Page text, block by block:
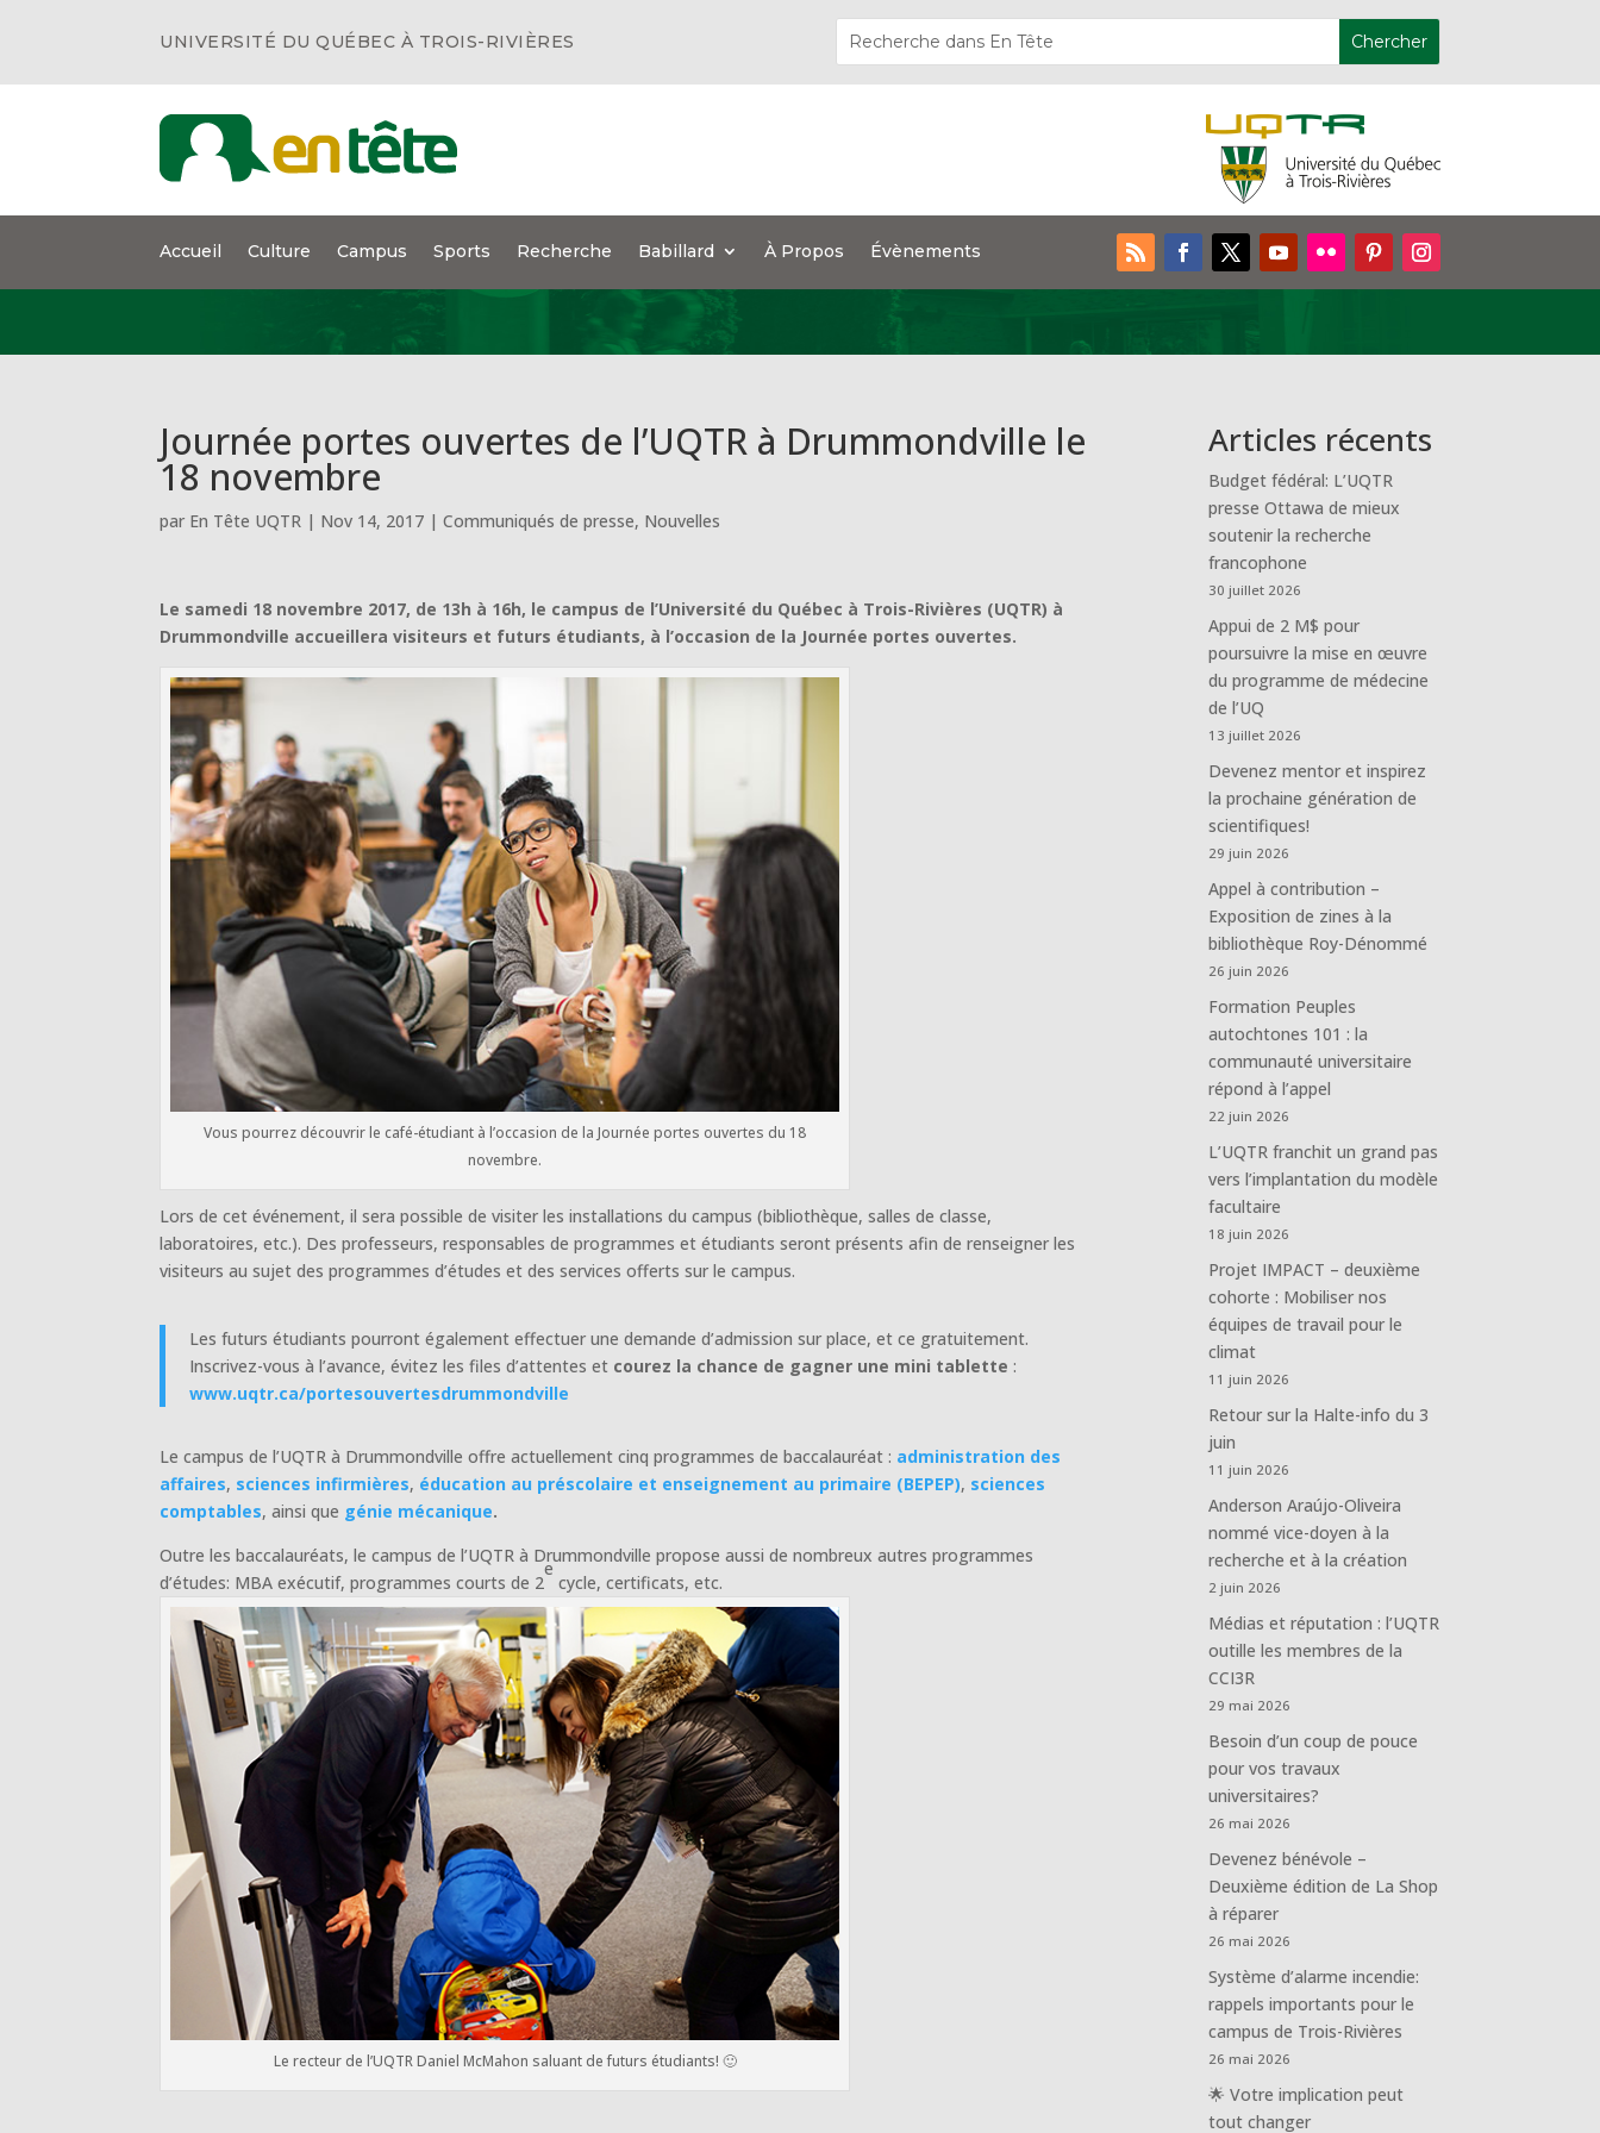
UNIVERSITÉ DU QUÉBEC À TROIS-RIVIÈRES
Accueil Culture Campus Sports Recherche Babillard À Propos Évènements
Journée portes ouvertes de l’UQTR à Drummondville le
18 novembre
par En Tête UQTR | Nov 14, 2017 |Communiqués de presse, Nouvelles
Le samedi 18 novembre 2017, de 13h à 16h, le campus de l’Université du Québec à Trois-Rivières (UQTR) à
Drummondville accueillera visiteurs et futurs étudiants, à l’occasion de la Journée portes ouvertes.
Vous pourrez découvrir le café-étudiant à l’occasion de la Journée portes ouvertes du 18
novembre.
Lors de cet événement, il sera possible de visiter les installations du campus (bibliothèque, salles de classe,
laboratoires, etc.). Des professeurs, responsables de programmes et étudiants seront présents afin de renseigner les
visiteurs au sujet des programmes d’études et des services offerts sur le campus.
Les futurs étudiants pourront également effectuer une demande d’admission sur place, et ce gratuitement.
Inscrivez-vous à l’avance, évitez les files d’attentes et courez la chance de gagner une mini tablette :
www.uqtr.ca/portesouvertesdrummondville
Le campus de l’UQTR à Drummondville offre actuellement cinq programmes de baccalauréat : administration des
affaires, sciences infirmières, éducation au préscolaire et enseignement au primaire (BEPEP), sciences
comptables, ainsi que génie mécanique.
Outre les baccalauréats, le campus de l’UQTR à Drummondville propose aussi de nombreux autres programmes
d’études: MBA exécutif, programmes courts de 2
e
cycle, certificats, etc.
Le recteur de l’UQTR Daniel McMahon saluant de futurs étudiants! 🙂
Articles récents
Budget fédéral: L’UQTR
presse Ottawa de mieux
soutenir la recherche
francophone
30 juillet 2026
Appui de 2 M$ pour
poursuivre la mise en œuvre
du programme de médecine
de l’UQ
13 juillet 2026
Devenez mentor et inspirez
la prochaine génération de
scientifiques!
29 juin 2026
Appel à contribution –
Exposition de zines à la
bibliothèque Roy-Dénommé
26 juin 2026
Formation Peuples
autochtones 101 : la
communauté universitaire
répond à l’appel
22 juin 2026
L’UQTR franchit un grand pas
vers l’implantation du modèle
facultaire
18 juin 2026
Projet IMPACT – deuxième
cohorte : Mobiliser nos
équipes de travail pour le
climat
11 juin 2026
Retour sur la Halte-info du 3
juin
11 juin 2026
Anderson Araújo-Oliveira
nommé vice-doyen à la
recherche et à la création
2 juin 2026
Médias et réputation : l’UQTR
outille les membres de la
CCI3R
29 mai 2026
Besoin d’un coup de pouce
pour vos travaux
universitaires?
26 mai 2026
Devenez bénévole –
Deuxième édition de La Shop
à réparer
26 mai 2026
Système d’alarme incendie:
rappels importants pour le
campus de Trois-Rivières
26 mai 2026
🌟 Votre implication peut
tout changer